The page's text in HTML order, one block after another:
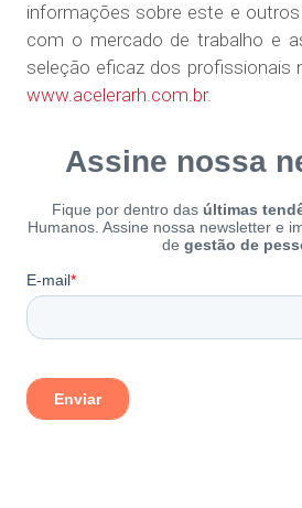
informações sobre este e
com o mercado de trabalho e
seleção eficaz dos profissionais
www.acelerarh.com.br.